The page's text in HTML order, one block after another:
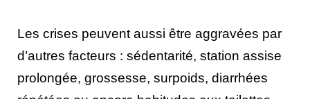
Les crises peuvent aussi être aggravées par
d’autres facteurs : sédentarité, station assise
prolongée, grossesse, surpoids, diarrhées